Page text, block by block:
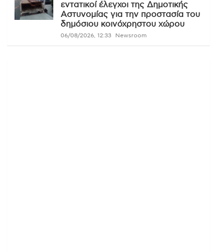
εντατικοί έλεγχοι της Δημοτικής
Αστυνομίας για την προστασία του
δημόσιου κοινόχρηστου χώρου
06/08/2026, 12:33 Newsroom